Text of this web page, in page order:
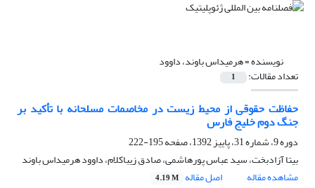
نویسنده =هرمیداس باوند، داوود
تعداد مقالات: 1
حفاظت حقوقی از محیط زیست در مخاصمات مسلحانه با تأکید بر
جنگ دوم خلیج فارس
دوره 9، شماره 31، پاییز 1392، صفحه
195-222
بیتا آزادبخت، سید عباس پورهاشمی، صادق زیباکلام، داوود هرمیداس باوند
مشاهده مقاله
اصل مقاله 4.19 M